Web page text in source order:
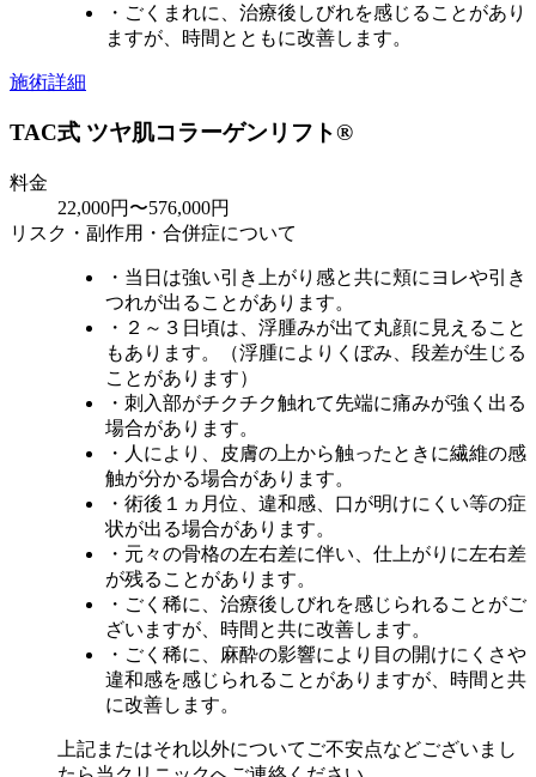
・ごくまれに、治療後しびれを感じることがあり
ますが、時間とともに改善します。
施術詳細
TAC式 ツヤ肌コラーゲンリフト®
料金
22,000円〜576,000円
リスク・副作用・合併症について
・当日は強い引き上がり感と共に頬にヨレや引き
つれが出ることがあります。
・２～３日頃は、浮腫みが出て丸顔に見えること
もあります。（浮腫によりくぼみ、段差が生じる
ことがあります）
・刺入部がチクチク触れて先端に痛みが強く出る
場合があります。
・人により、皮膚の上から触ったときに繊維の感
触が分かる場合があります。
・術後１ヵ月位、違和感、口が明けにくい等の症
状が出る場合があります。
・元々の骨格の左右差に伴い、仕上がりに左右差
が残ることがあります。
・ごく稀に、治療後しびれを感じられることがご
ざいますが、時間と共に改善します。
・ごく稀に、麻酔の影響により目の開けにくさや
違和感を感じられることがありますが、時間と共
に改善します。
上記またはそれ以外についてご不安点などございまし